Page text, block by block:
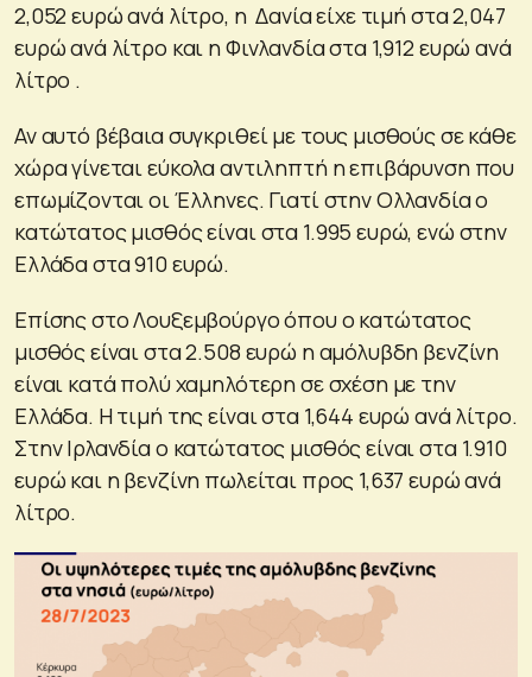
2,052 ευρώ ανά λίτρο, η Δανία είχε τιμή στα 2,047
ευρώ ανά λίτρο και η Φινλανδία στα 1,912 ευρώ ανά
λίτρο .
Αν αυτό βέβαια συγκριθεί με τους μισθούς σε κάθε
χώρα γίνεται εύκολα αντιληπτή η επιβάρυνση που
επωμίζονται οι Έλληνες. Γιατί στην Ολλανδία ο
κατώτατος μισθός είναι στα 1.995 ευρώ, ενώ στην
Ελλάδα στα 910 ευρώ.
Επίσης στο Λουξεμβούργο όπου ο κατώτατος
μισθός είναι στα 2.508 ευρώ η αμόλυβδη βενζίνη
είναι κατά πολύ χαμηλότερη σε σχέση με την
Ελλάδα. Η τιμή της είναι στα 1,644 ευρώ ανά λίτρο.
Στην Ιρλανδία ο κατώτατος μισθός είναι στα 1.910
ευρώ και η βενζίνη πωλείται προς 1,637 ευρώ ανά
λίτρο.